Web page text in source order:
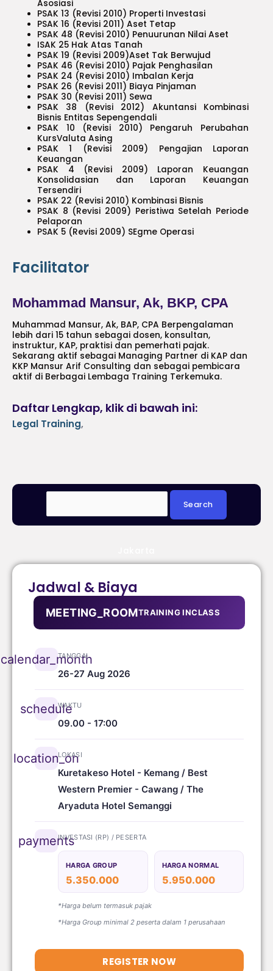
Asosiasi
PSAK 13 (Revisi 2010) Properti Investasi
PSAK 16 (Revisi 2011) Aset Tetap
PSAK 48 (Revisi 2010) Penuurunan Nilai Aset
ISAK 25 Hak Atas Tanah
PSAK 19 (Revisi 2009)Aset Tak Berwujud
PSAK 46 (Revisi 2010) Pajak Penghasilan
PSAK 24 (Revisi 2010) Imbalan Kerja
PSAK 26 (Revisi 2011) Biaya Pinjaman
PSAK 30 (Revisi 2011) Sewa
PSAK 38 (Revisi 2012) Akuntansi Kombinasi
Bisnis Entitas Sepengendali
PSAK 10 (Revisi 2010) Pengaruh Perubahan
KursValuta Asing
PSAK 1 (Revisi 2009) Pengajian Laporan
Keuangan
PSAK 4 (Revisi 2009) Laporan Keuangan
Konsolidasian dan Laporan Keuangan
Tersendiri
PSAK 22 (Revisi 2010) Kombinasi Bisnis
PSAK 8 (Revisi 2009) Peristiwa Setelah Periode
Pelaporan
PSAK 5 (Revisi 2009) SEgme Operasi
Facilitator
Mohammad Mansur, Ak, BKP, CPA
Muhammad Mansur, Ak, BAP, CPA Berpengalaman
lebih dari 15 tahun sebagai dosen, konsultan,
instruktur, KAP, praktisi dan pemerhati pajak.
Sekarang aktif sebagai Managing Partner di KAP dan
KKP Mansur Arif Consulting dan sebagai pembicara
aktif di Berbagai Lembaga Training Terkemuka.
Daftar Lengkap, klik di bawah ini:
Legal Training,
Jadwal & Biaya
MEETING_ROOMTRAINING INCLASS
calendar_month
TANGGAL
26-27 Aug 2026
schedule
WAKTU
09.00 - 17:00
location_on
LOKASI
Kuretakeso Hotel - Kemang / Best
Western Premier - Cawang / The
Aryaduta Hotel Semanggi
paymentsINVESTASI (RP) / PESERTA
HARGA GROUP
5.350.000
HARGA NORMAL
5.950.000
*Harga belum termasuk pajak
*Harga Group minimal 2 peserta dalam 1 perusahaan
REGISTER NOW